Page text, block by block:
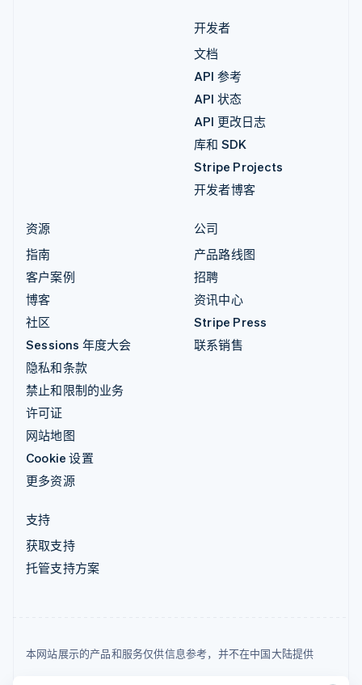
开发者
文档
API 参考
API 状态
API 更改日志
库和 SDK
Stripe Projects
开发者博客
资源
指南
客户案例
博客
社区
Sessions 年度大会
隐私和条款
禁止和限制的业务
许可证
网站地图
Cookie 设置
更多资源
公司
产品路线图
招聘
资讯中心
Stripe Press
联系销售
支持
获取支持
托管支持方案
本网站展示的产品和服务仅供信息参考，并不在中国大陆提供